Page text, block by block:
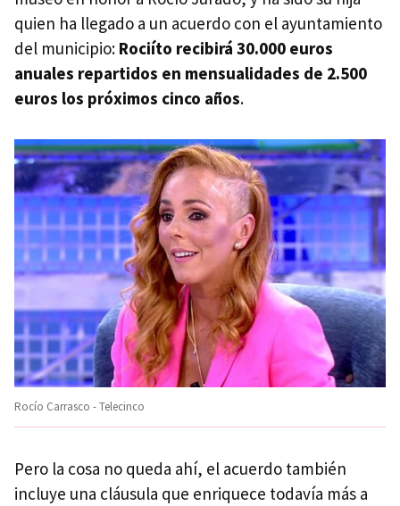
quien ha llegado a un acuerdo con el ayuntamiento
del municipio: Rociíto recibirá 30.000 euros
anuales repartidos en mensualidades de 2.500
euros los próximos cinco años.
Rocío Carrasco - Telecinco
Pero la cosa no queda ahí, el acuerdo también
incluye una cláusula que enriquece todavía más a